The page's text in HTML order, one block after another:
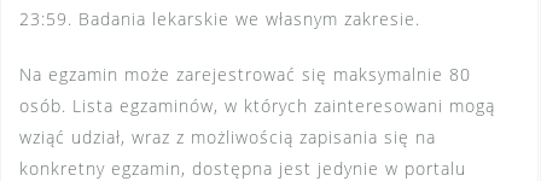
23:59. Badania lekarskie we własnym zakresie.
Na egzamin może zarejestrować się maksymalnie 80
osób. Lista egzaminów, w których zainteresowani mogą
wziąć udział, wraz z możliwością zapisania się na
konkretny egzamin, dostępna jest jedynie w portalu